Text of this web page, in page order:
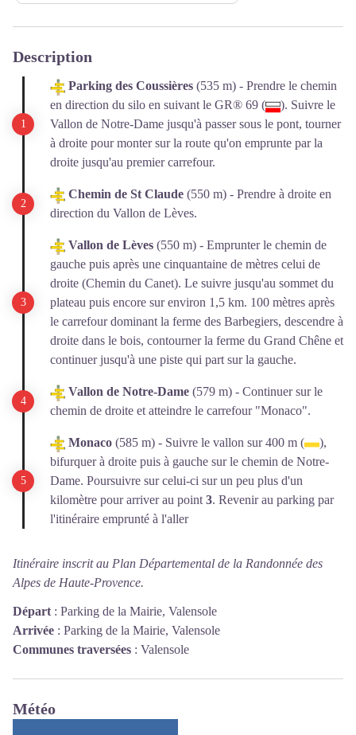
Description
Parking des Coussières (535 m) - Prendre le chemin
en direction du silo en suivant le GR® 69 (
). Suivre le
Vallon de Notre-Dame jusqu'à passer sous le pont, tourner
à droite pour monter sur la route qu'on emprunte par la
droite jusqu'au premier carrefour.
Chemin de St Claude (550 m) - Prendre à droite en
direction du Vallon de Lèves.
Vallon de Lèves (550 m) - Emprunter le chemin de
gauche puis après une cinquantaine de mètres celui de
droite (Chemin du Canet). Le suivre jusqu'au sommet du
plateau puis encore sur environ 1,5 km. 100 mètres après
le carrefour dominant la ferme des Barbegiers, descendre à
droite dans le bois, contourner la ferme du Grand Chêne et
continuer jusqu'à une piste qui part sur la gauche.
Vallon de Notre-Dame (579 m) - Continuer sur le
chemin de droite et atteindre le carrefour "Monaco".
Monaco (585 m) - Suivre le vallon sur 400 m (
),
bifurquer à droite puis à gauche sur le chemin de Notre-
Dame. Poursuivre sur celui-ci sur un peu plus d'un
kilomètre pour arriver au point 3. Revenir au parking par
l'itinéraire emprunté à l'aller
Itinéraire inscrit au Plan Départemental de la Randonnée des
Alpes de Haute-Provence.
Départ : Parking de la Mairie, Valensole
Arrivée : Parking de la Mairie, Valensole
Communes traversées : Valensole
Météo